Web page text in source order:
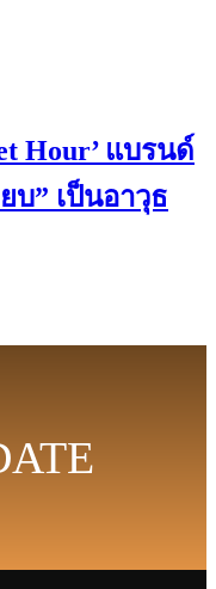
Hour’ แบรนด์
บ” เป็นอาวุธ